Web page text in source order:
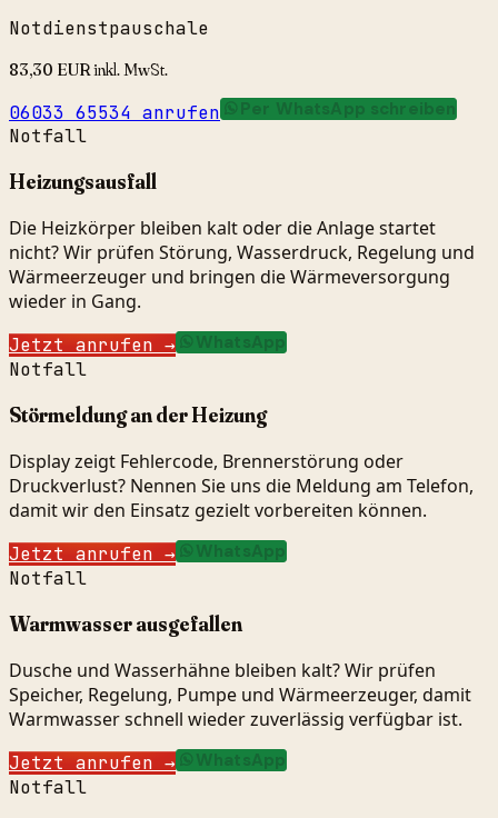
Notdienstpauschale
83,30 EUR inkl. MwSt.
06033 65534 anrufen Per WhatsApp schreiben
Notfall
Heizungsausfall
Die Heizkörper bleiben kalt oder die Anlage startet
nicht? Wir prüfen Störung, Wasserdruck, Regelung und
Wärmeerzeuger und bringen die Wärmeversorgung
wieder in Gang.
Jetzt anrufen → WhatsApp
Notfall
Störmeldung an der Heizung
Display zeigt Fehlercode, Brennerstörung oder
Druckverlust? Nennen Sie uns die Meldung am Telefon,
damit wir den Einsatz gezielt vorbereiten können.
Jetzt anrufen → WhatsApp
Notfall
Warmwasser ausgefallen
Dusche und Wasserhähne bleiben kalt? Wir prüfen
Speicher, Regelung, Pumpe und Wärmeerzeuger, damit
Warmwasser schnell wieder zuverlässig verfügbar ist.
Jetzt anrufen → WhatsApp
Notfall